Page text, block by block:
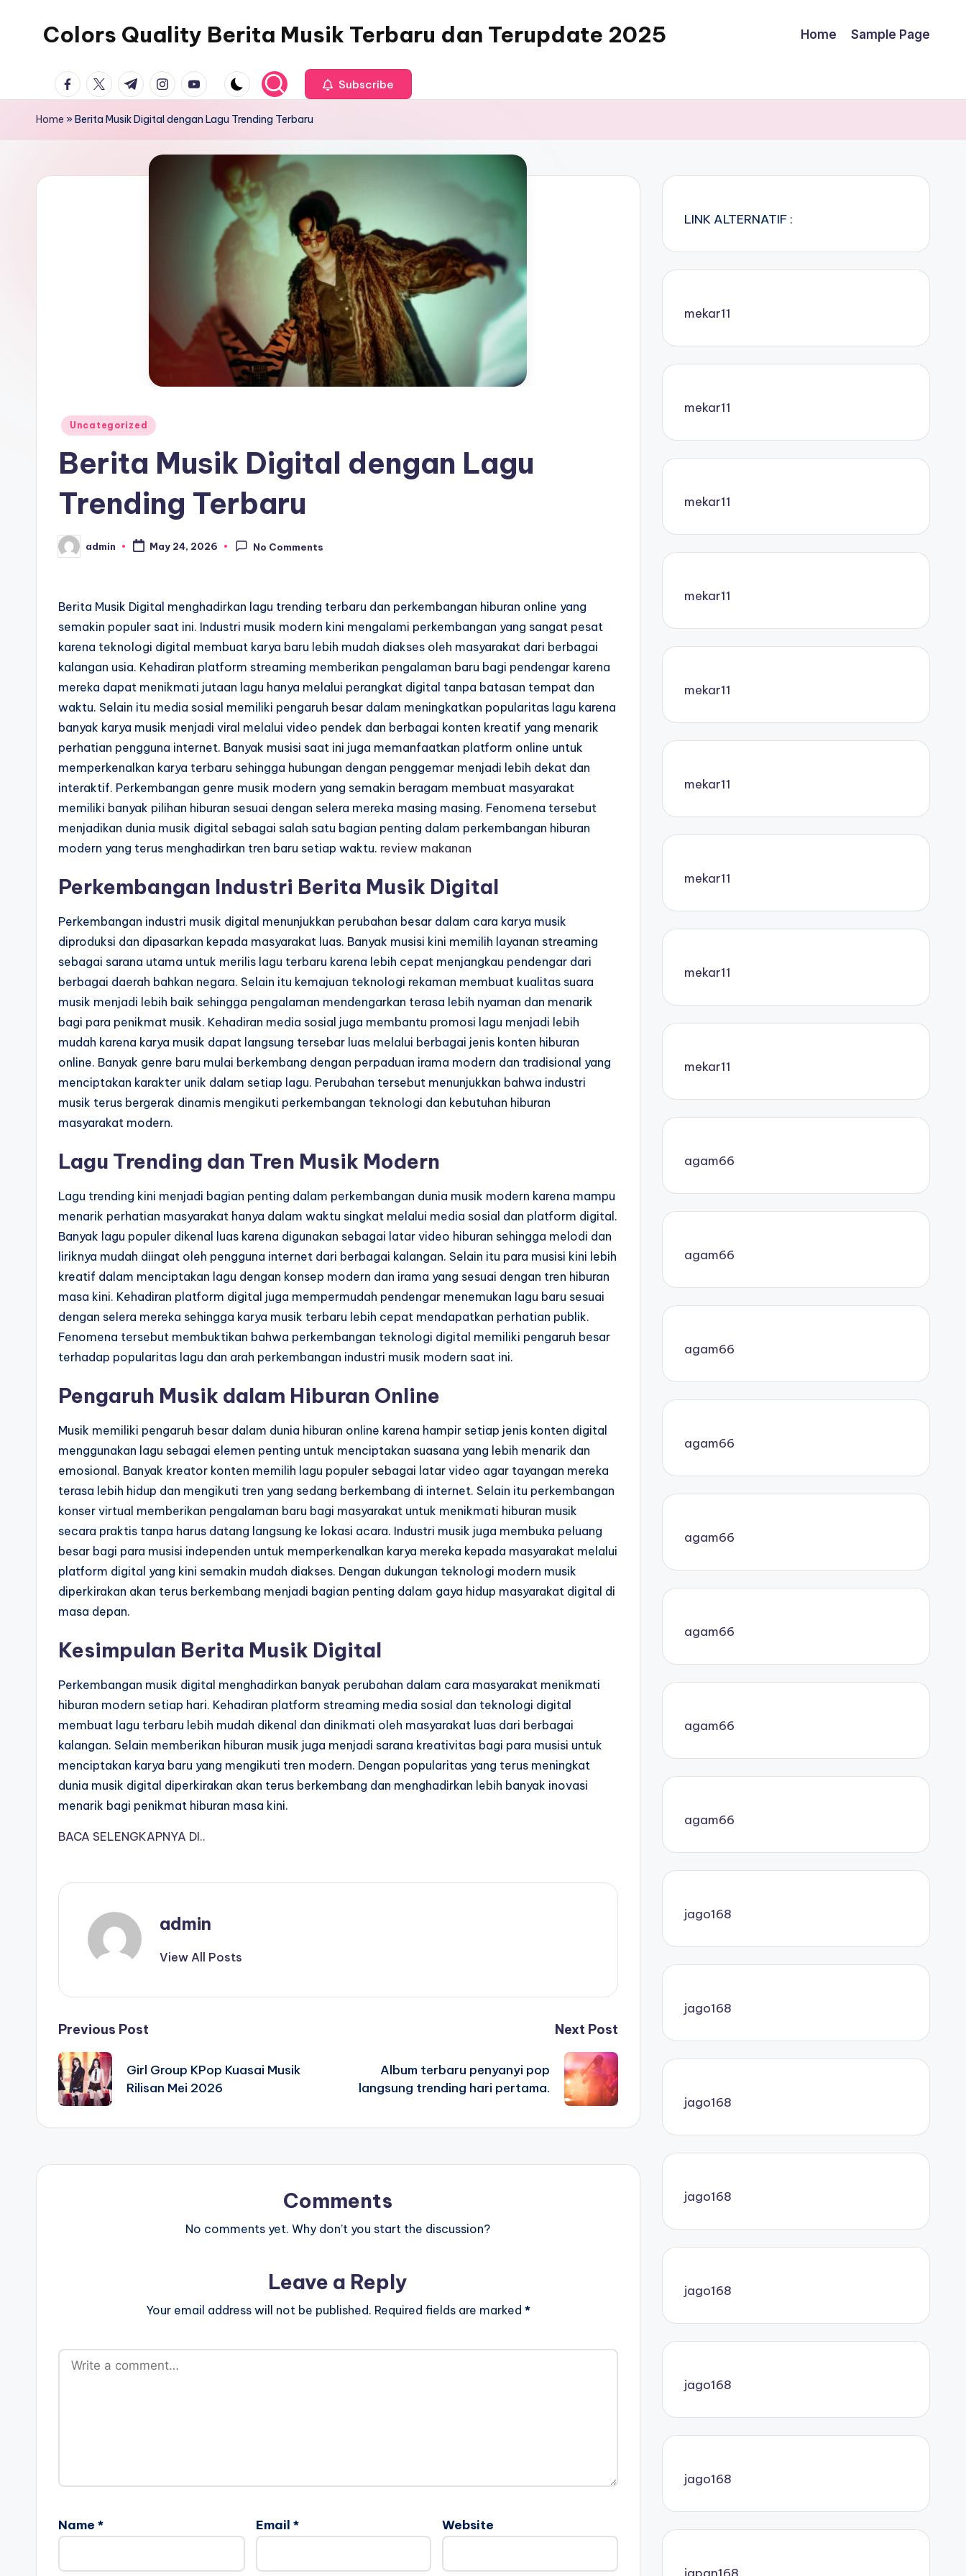
Colors Quality Berita Musik Terbaru dan Terupdate 2025 Home Sample Page
facebook.com
twitter.com
t.me instagram.com
youtube.com Subscribe
Home »Berita Musik Digital dengan Lagu Trending Terbaru
Posted
Uncategorized
Berita Musik Digital dengan Lagu
Trending Terbaru
Posted
by
admin May 24, 2026 No Comments
Berita Musik Digital menghadirkan lagu trending terbaru dan perkembangan hiburan online yang
semakin populer saat ini. Industri musik modern kini mengalami perkembangan yang sangat pesat
karena teknologi digital membuat karya baru lebih mudah diakses oleh masyarakat dari berbagai
kalangan usia. Kehadiran platform streaming memberikan pengalaman baru bagi pendengar karena
mereka dapat menikmati jutaan lagu hanya melalui perangkat digital tanpa batasan tempat dan
waktu. Selain itu media sosial memiliki pengaruh besar dalam meningkatkan popularitas lagu karena
banyak karya musik menjadi viral melalui video pendek dan berbagai konten kreatif yang menarik
perhatian pengguna internet. Banyak musisi saat ini juga memanfaatkan platform online untuk
memperkenalkan karya terbaru sehingga hubungan dengan penggemar menjadi lebih dekat dan
interaktif. Perkembangan genre musik modern yang semakin beragam membuat masyarakat
memiliki banyak pilihan hiburan sesuai dengan selera mereka masing masing. Fenomena tersebut
menjadikan dunia musik digital sebagai salah satu bagian penting dalam perkembangan hiburan
modern yang terus menghadirkan tren baru setiap waktu. review makanan
Perkembangan Industri Berita Musik Digital
Perkembangan industri musik digital menunjukkan perubahan besar dalam cara karya musik
diproduksi dan dipasarkan kepada masyarakat luas. Banyak musisi kini memilih layanan streaming
sebagai sarana utama untuk merilis lagu terbaru karena lebih cepat menjangkau pendengar dari
berbagai daerah bahkan negara. Selain itu kemajuan teknologi rekaman membuat kualitas suara
musik menjadi lebih baik sehingga pengalaman mendengarkan terasa lebih nyaman dan menarik
bagi para penikmat musik. Kehadiran media sosial juga membantu promosi lagu menjadi lebih
mudah karena karya musik dapat langsung tersebar luas melalui berbagai jenis konten hiburan
online. Banyak genre baru mulai berkembang dengan perpaduan irama modern dan tradisional yang
menciptakan karakter unik dalam setiap lagu. Perubahan tersebut menunjukkan bahwa industri
musik terus bergerak dinamis mengikuti perkembangan teknologi dan kebutuhan hiburan
masyarakat modern.
Lagu Trending dan Tren Musik Modern
Lagu trending kini menjadi bagian penting dalam perkembangan dunia musik modern karena mampu
menarik perhatian masyarakat hanya dalam waktu singkat melalui media sosial dan platform digital.
Banyak lagu populer dikenal luas karena digunakan sebagai latar video hiburan sehingga melodi dan
liriknya mudah diingat oleh pengguna internet dari berbagai kalangan. Selain itu para musisi kini lebih
kreatif dalam menciptakan lagu dengan konsep modern dan irama yang sesuai dengan tren hiburan
masa kini. Kehadiran platform digital juga mempermudah pendengar menemukan lagu baru sesuai
dengan selera mereka sehingga karya musik terbaru lebih cepat mendapatkan perhatian publik.
Fenomena tersebut membuktikan bahwa perkembangan teknologi digital memiliki pengaruh besar
terhadap popularitas lagu dan arah perkembangan industri musik modern saat ini.
Pengaruh Musik dalam Hiburan Online
Musik memiliki pengaruh besar dalam dunia hiburan online karena hampir setiap jenis konten digital
menggunakan lagu sebagai elemen penting untuk menciptakan suasana yang lebih menarik dan
emosional. Banyak kreator konten memilih lagu populer sebagai latar video agar tayangan mereka
terasa lebih hidup dan mengikuti tren yang sedang berkembang di internet. Selain itu perkembangan
konser virtual memberikan pengalaman baru bagi masyarakat untuk menikmati hiburan musik
secara praktis tanpa harus datang langsung ke lokasi acara. Industri musik juga membuka peluang
besar bagi para musisi independen untuk memperkenalkan karya mereka kepada masyarakat melalui
platform digital yang kini semakin mudah diakses. Dengan dukungan teknologi modern musik
diperkirakan akan terus berkembang menjadi bagian penting dalam gaya hidup masyarakat digital di
masa depan.
Kesimpulan Berita Musik Digital
Perkembangan musik digital menghadirkan banyak perubahan dalam cara masyarakat menikmati
hiburan modern setiap hari. Kehadiran platform streaming media sosial dan teknologi digital
membuat lagu terbaru lebih mudah dikenal dan dinikmati oleh masyarakat luas dari berbagai
kalangan. Selain memberikan hiburan musik juga menjadi sarana kreativitas bagi para musisi untuk
menciptakan karya baru yang mengikuti tren modern. Dengan popularitas yang terus meningkat
dunia musik digital diperkirakan akan terus berkembang dan menghadirkan lebih banyak inovasi
menarik bagi penikmat hiburan masa kini.
BACA SELENGKAPNYA DI..
admin
View All Posts
Post
navigation
Previous Post
Girl Group KPop Kuasai Musik
Rilisan Mei 2026
Next Post
Album terbaru penyanyi pop
langsung trending hari pertama.
Comments
No comments yet. Why don’t you start the discussion?
Leave a Reply
Your email address will not be published. Required fields are marked *
Name * Email * Website
LINK ALTERNATIF :
mekar11
mekar11
mekar11
mekar11
mekar11
mekar11
mekar11
mekar11
mekar11
agam66
agam66
agam66
agam66
agam66
agam66
agam66
agam66
jago168
jago168
jago168
jago168
jago168
jago168
jago168